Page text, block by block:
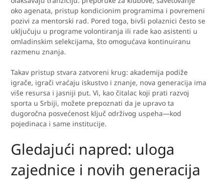
oko agenata, pristup kondicionim programima i povremeni
pozivi za mentorski rad. Pored toga, bivši polaznici često se
uključuju u programe volontiranja ili rade kao asistenti u
omladinskim selekcijama, što omogućava kontinuiranu
razmenu znanja.
Takav pristup stvara zatvoreni krug: akademija podiže
igrače, igrači vraćaju iskustvo i znanje, nova generacija ima
više resursa i jasniji put. Vi, kao čitalac koji prati razvoj
sporta u Srbiji, možete prepoznati da je upravo ta
dugoročna posvećenost ključ održivog uspeha—kod
pojedinaca i same institucije.
Gledajući napred: uloga
zajednice i novih generacija